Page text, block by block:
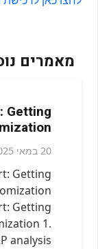
מאמרים
Getting
20 במאי 2025
Getting
Getting
1.
analysis &…